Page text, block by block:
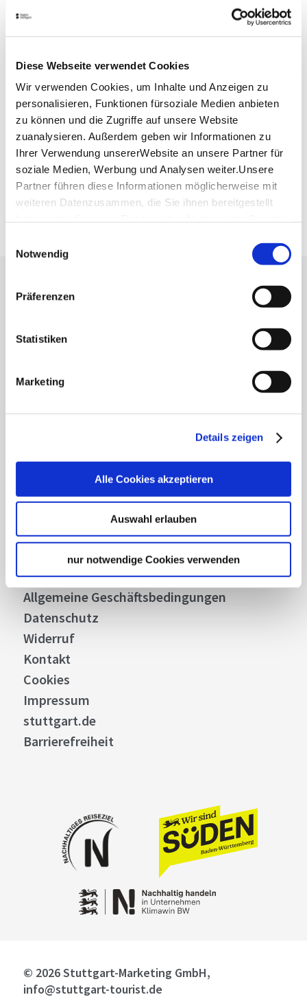
Diese Webseite verwendet Cookies
Wir verwenden Cookies, um Inhalte und Anzeigen zu
personalisieren, Funktionen fürsoziale Medien anbieten
zu können und die Zugriffe auf unsere Website
zuanalysieren. Außerdem geben wir Informationen zu
Ihrer Verwendung unsererWebsite an unsere Partner für
soziale Medien, Werbung und Analysen weiter.Unsere
Partner führen diese Informationen möglicherweise mit
weiteren Datenzusammen, die Sie ihnen bereitgestellt
Impressum
Notwendig
Präferenzen
Statistiken
Marketing
Details zeigen
Alle Cookies akzeptieren
Auswahl erlauben
nur notwendige Cookies verwenden
Telefon:
Mail:info@davinci-vaihingen-enz.de
Planen Sie Ihre Anreise
Verkehrs- und Tarifverbund Stuttgart GmbH
Fahrplanauskunft des VVS
Deutsche Bahn AG
Fahrplanauskunft der DB
Google Maps
Lassen Sie sich inspirieren!
Highlights und aktuellen Angeboten in
Stellenangebote
Business
Stuttgart Convention Bureau
Bilddatenbank
Allgemeine Geschäftsbedingungen
Datenschutz
Widerruf
Kontakt
Cookies
Impressum
stuttgart.de
Barrierefreiheit
© 2026 Stuttgart-Marketing GmbH,
info@stuttgart-tourist.de